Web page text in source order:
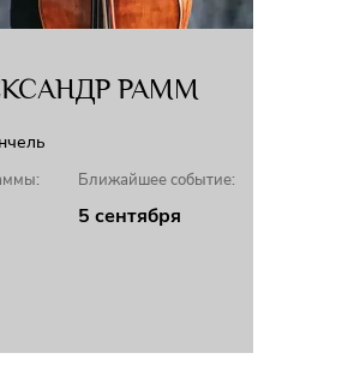
РАММ
Ближайшее событие:
5 сентября